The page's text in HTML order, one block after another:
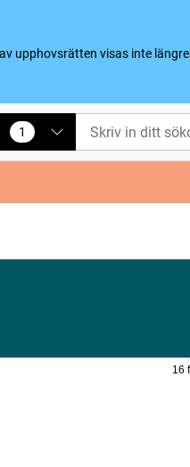
upphovsrätten visas inte
1
vald
16